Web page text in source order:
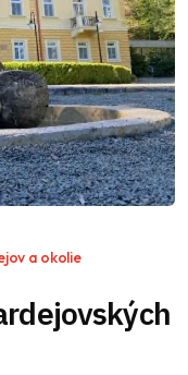
a okolie